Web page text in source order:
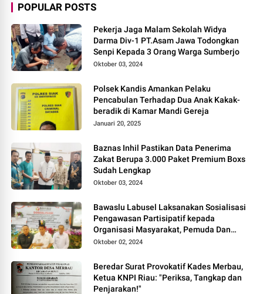
POPULAR POSTS
Pekerja Jaga Malam Sekolah Widya
Darma Div-1 PT.Asam Jawa Todongkan
Senpi Kepada 3 Orang Warga Sumberjo
Oktober 03, 2024
Polsek Kandis Amankan Pelaku
Pencabulan Terhadap Dua Anak Kakak-
beradik di Kamar Mandi Gereja
Januari 20, 2025
Baznas Inhil Pastikan Data Penerima
Zakat Berupa 3.000 Paket Premium Boxs
Sudah Lengkap
Oktober 03, 2024
Bawaslu Labusel Laksanakan Sosialisasi
Pengawasan Partisipatif kepada
Organisasi Masyarakat, Pemuda Dan
Agama Pada pilkada Serentak 2024
Oktober 02, 2024
Beredar Surat Provokatif Kades Merbau,
Ketua KNPI Riau: "Periksa, Tangkap dan
Penjarakan!"